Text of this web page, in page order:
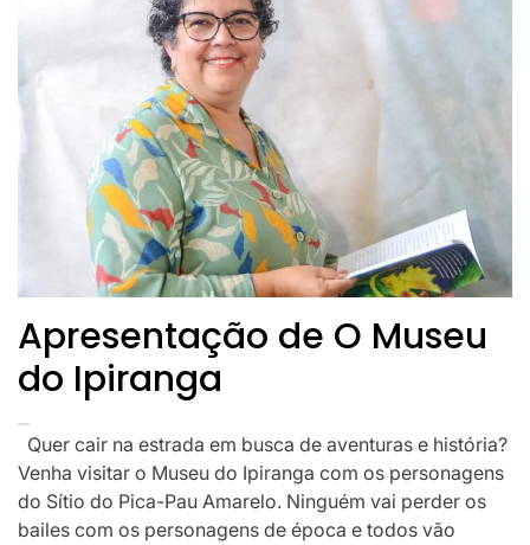
Apresentação de O Museu
do Ipiranga
Quer cair na estrada em busca de aventuras e história?
Venha visitar o Museu do Ipiranga com os personagens
do Sítio do Pica-Pau Amarelo. Ninguém vai perder os
bailes com os personagens de época e todos vão